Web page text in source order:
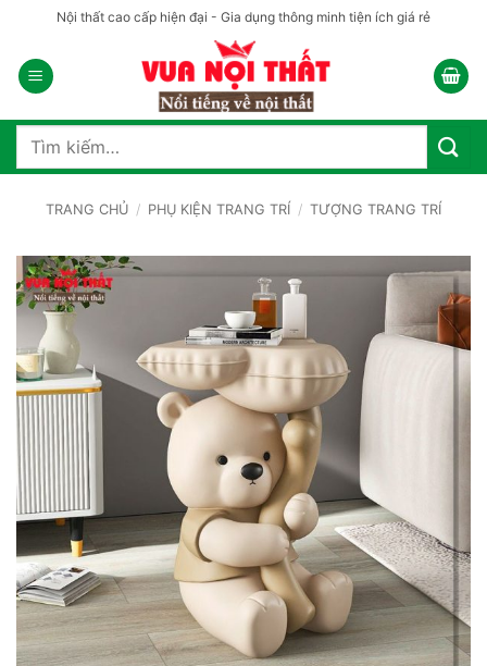
nội
dung
Nội thất cao cấp hiện đại - Gia dụng thông minh tiện ích giá rẻ
Tìm
TRANG CHỦ / PHỤ KIỆN TRANG TRÍ / TƯỢNG TRANG TRÍ